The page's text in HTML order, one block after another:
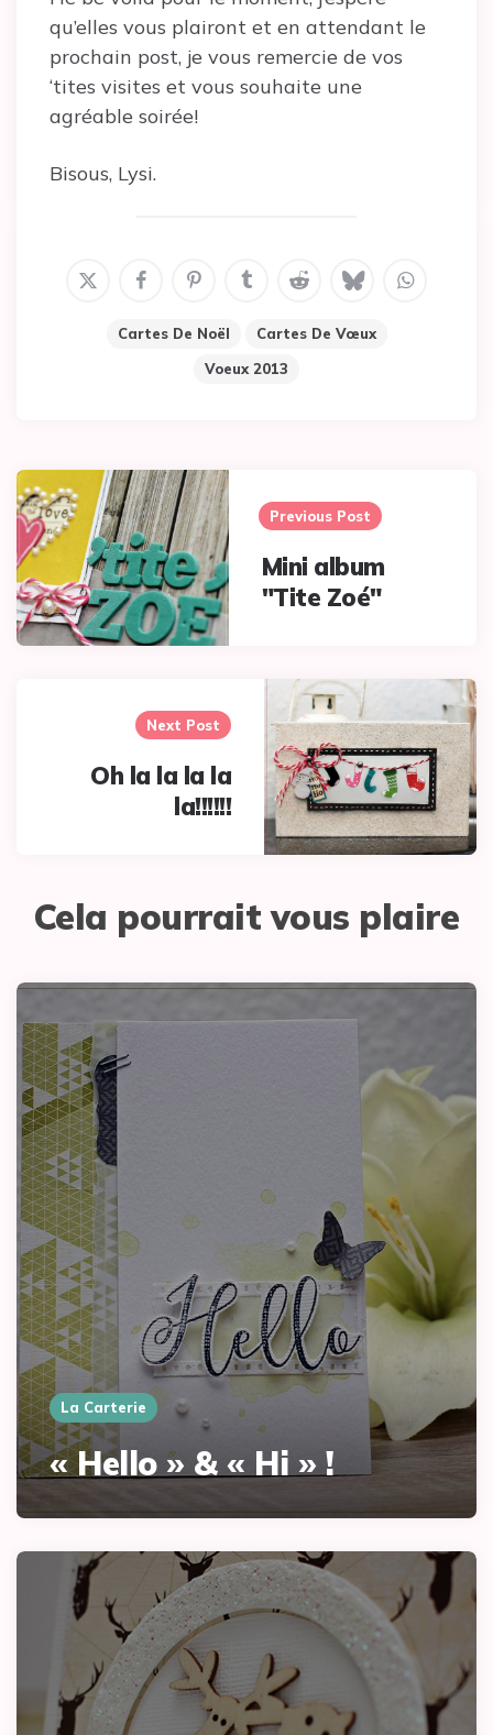
qu’elles vous plairont et en attendant le
prochain post, je vous remercie de vos
‘tites visites et vous souhaite une
agréable soirée!
Bisous, Lysi.
Cartes De Noël
Cartes De Vœux
Voeux 2013
Post
navigation
Previous Post
Mini album
"Tite Zoé"
Next Post
Oh la la la la
la!!!!!!
Cela pourrait vous plaire
La Carterie
« Hello » & « Hi » !